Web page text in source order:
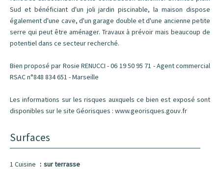
Sud et bénéficiant d'un joli jardin piscinable, la maison dispose
également d'une cave, d'un garage double et d'une ancienne petite
serre qui peut être aménager. Travaux à prévoir mais beaucoup de
potentiel dans ce secteur recherché.
Bien proposé par Rosie RENUCCI - 06 19 50 95 71 - Agent commercial
RSAC n°848 834 651 - Marseille
Les informations sur les risques auxquels ce bien est exposé sont
disponibles sur le site Géorisques : www.georisques.gouv.fr
Surfaces
1 Cuisine
sur terrasse